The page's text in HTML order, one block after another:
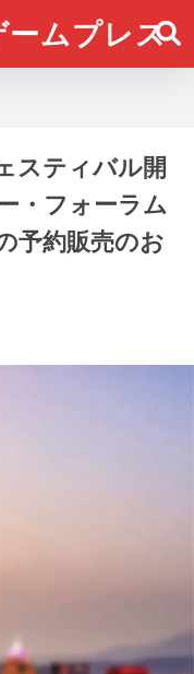
ムプレス
スティバル開
・フォーラム
予約販売のお